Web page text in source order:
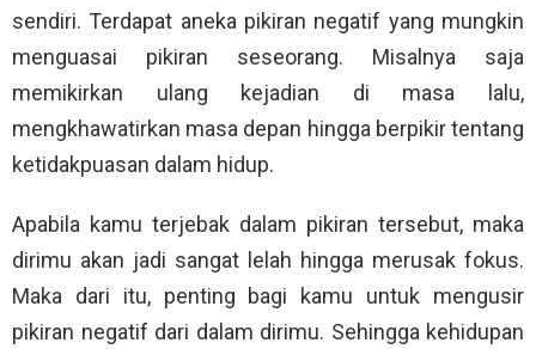
sendiri. Terdapat aneka pikiran negatif yang mungkin
menguasai pikiran seseorang. Misalnya saja
memikirkan ulang kejadian di masa lalu,
mengkhawatirkan masa depan hingga berpikir tentang
ketidakpuasan dalam hidup.
Apabila kamu terjebak dalam pikiran tersebut, maka
dirimu akan jadi sangat lelah hingga merusak fokus.
Maka dari itu, penting bagi kamu untuk mengusir
pikiran negatif dari dalam dirimu. Sehingga kehidupan